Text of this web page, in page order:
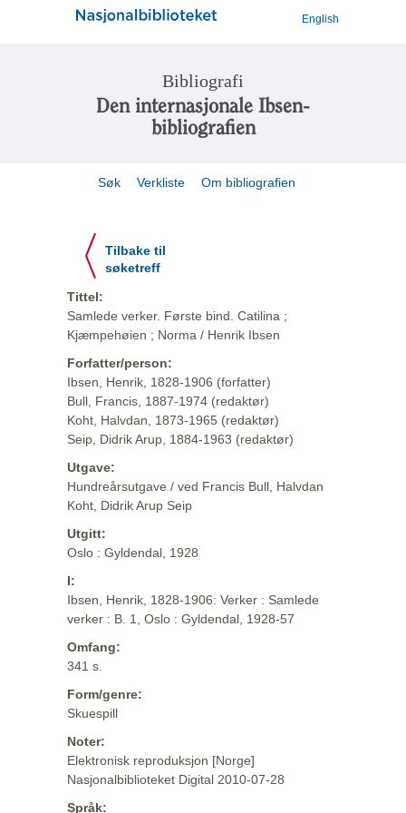
English
Bibliografi
Den internasjonale Ibsen-
bibliografien
Søk Verkliste Om bibliografien
Tilbake til
søketreff
Tittel:
Samlede verker. Første bind. Catilina ;
Kjæmpehøien ; Norma / Henrik Ibsen
Forfatter/person:
Ibsen, Henrik, 1828-1906 (forfatter)
Bull, Francis, 1887-1974 (redaktør)
Koht, Halvdan, 1873-1965 (redaktør)
Seip, Didrik Arup, 1884-1963 (redaktør)
Utgave:
Hundreårsutgave / ved Francis Bull, Halvdan
Koht, Didrik Arup Seip
Utgitt:
Oslo : Gyldendal, 1928
I:
Ibsen, Henrik, 1828-1906: Verker : Samlede
verker : B. 1, Oslo : Gyldendal, 1928-57
Omfang:
341 s.
Form/genre:
Skuespill
Noter:
Elektronisk reproduksjon [Norge]
Nasjonalbiblioteket Digital 2010-07-28
Språk: